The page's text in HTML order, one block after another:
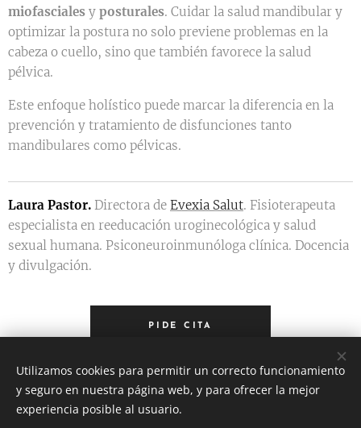
miofasciales y posturales. Cuidar la salud mandibular y
optimizar la postura no solo previene problemas en la
cabeza o cuello, sino que también favorece la salud
pélvica.
Este enfoque holístico puede marcar la diferencia en la
prevención y tratamiento de disfunciones tanto
mandibulares como pélvicas.
Laura Pastor. Directora de Evexia Salut. Fisioterapeuta
especialista en reeducación uroginecológica y salud
sexual humana. Psiconeuroinmunóloga clínica. Docencia
y divulgación.
PIDE CITA
Utilizamos cookies para permitir un correcto funcionamiento
y seguro en nuestra página web, y para ofrecer la mejor
experiencia posible al usuario.